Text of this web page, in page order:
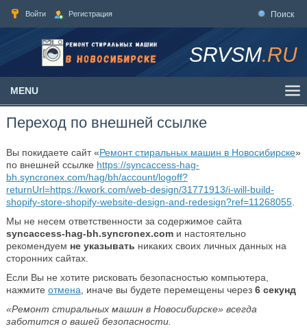
Войти Регистрация Поиск
SRVSM.RU
MENU
Переход по внешней ссылке
Вы покидаете сайт «Ремонт стиральных машин в Новосибирске»
по внешней ссылке https://syncaccess-hag-
bh.syncronex.com/hag/bh/account/logoff?
returnUrl=https://kwork.com/web-design/31771913/i-will-build-
shopify-store-shopify-website-design-and-redesign?ref=11268055.
Мы не несем ответственности за содержимое сайта
syncaccess-hag-bh.syncronex.comи настоятельно
рекомендуем не указывать никаких своих личных данных на
сторонних сайтах.
Если Вы не хотите рисковать безопасностью компьютера,
нажмите отмена , иначе вы будете перемещены через 6секунд
«Ремонт стиральных машин в Новосибирске» всегда
заботится о вашей безопасности.